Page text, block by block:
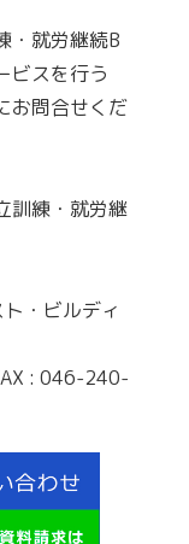
・就労継続B
ビスを行う
お問合せくだ
訓練・就労継
・ビルディ
: 046-240-